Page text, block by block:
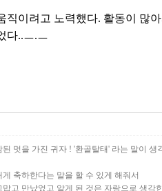
이려고 노력했다. 활동이 많
다..ㅡ.ㅡ
된 멋을 가진 귀자 ! '환골탈태' 라는 말이 생
게 축하한다는 말을 할 수 있게 해줘서
맙고 만났었고 알게 된 것은 자랑으로 생각